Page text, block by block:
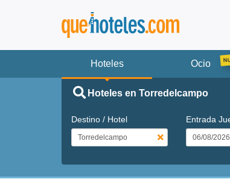
Hoteles Ocio
Hoteles en Torredelcampo
Destino / Hotel Entrada